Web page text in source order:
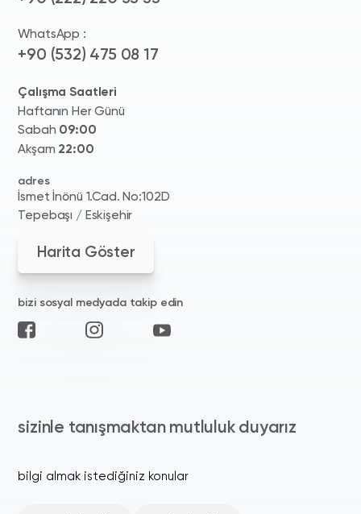
WhatsApp :
+90 (532) 475 08 17
Çalışma Saatleri
Haftanın Her Günü
Sabah 09:00
Akşam 22:00
adres
İsmet İnönü 1.Cad. No:102D
Tepebaşı / Eskişehir
Harita Göster
bizi sosyal medyada takip edin
sizinle tanışmaktan mutluluk duyarız
bilgi almak istediğiniz konular